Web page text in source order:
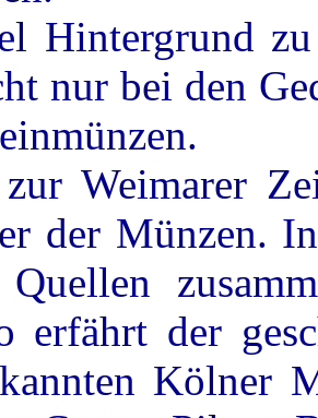
Hintergrund
nur bei den
zur Weimarer
der Münzen.
erfährt der
Kölner